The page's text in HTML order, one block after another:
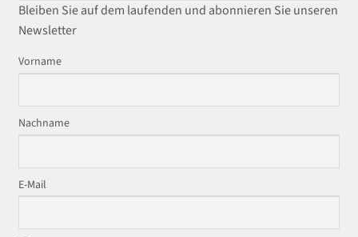
Bleiben Sie auf dem laufenden und abonnieren Sie unseren
Newsletter
Vorname
Nachname
E-Mail